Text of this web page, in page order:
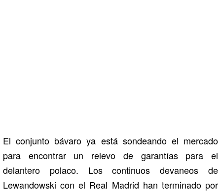
El conjunto bávaro ya está sondeando el mercado
para encontrar un relevo de garantías para el
delantero polaco. Los continuos devaneos de
Lewandowski con el Real Madrid han terminado por